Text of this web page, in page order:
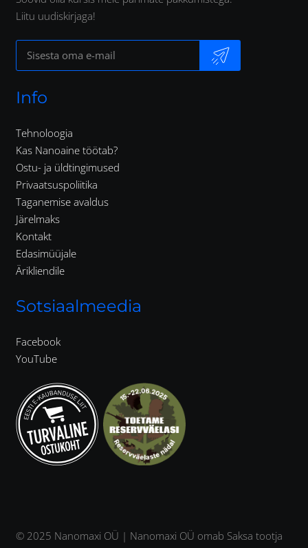
Liitu uudiskirjaga!
Info
Tehnoloogia
Kas Nanoaine töötab?
Ostu- ja üldtingimused
Privaatsuspoliitika
Taganemise avaldus
Järelmaks
Kontakt
Edasimüüjale
Ärikliendile
Sotsiaalmeedia
Facebook
YouTube
© 2025 Nanomaxi OÜ | Nanomaxi OÜ omab Saksa tootja